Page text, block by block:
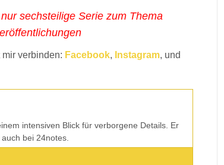
sechsteilige Serie zum Thema
verbinden: Facebook, Instagram, und
intensiven Blick für verborgene Details. Er
bei 24notes.